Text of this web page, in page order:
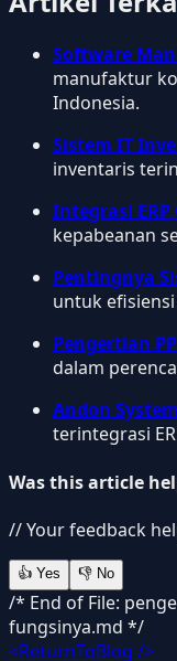
Software
manufaktur
Indonesia.
Sistem IT
inventaris
Integrasi ERP
kepabeanan
Pentingnya
untuk
Pengertian
dalam
Andon System
terintegrasi
Was this article
// Your feedback
👍 Yes 👎 No
/* End of File:
fungsinya.md */
<ReturnToBlog />